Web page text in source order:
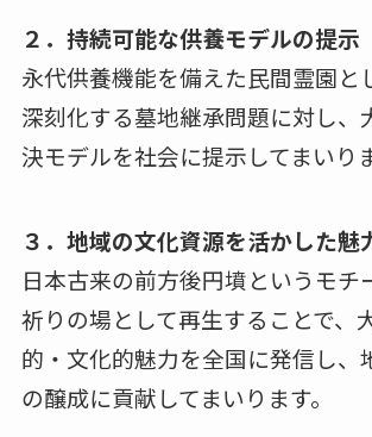
２．持続可能な供養モデルの提示
永代供養機能を備えた民間霊園と
深刻化する墓地継承問題に対し、
決モデルを社会に提示してまいり
３．地域の文化資源を活かした魅
日本古来の前方後円墳というモチ
祈りの場として再生することで、
的・文化的魅力を全国に発信し、
の醸成に貢献してまいります。